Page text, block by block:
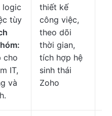
logic
tùy
cho
IT,
và
thiết kế
công việc,
theo dõi
thời gian,
tích hợp hệ
sinh thái
Zoho